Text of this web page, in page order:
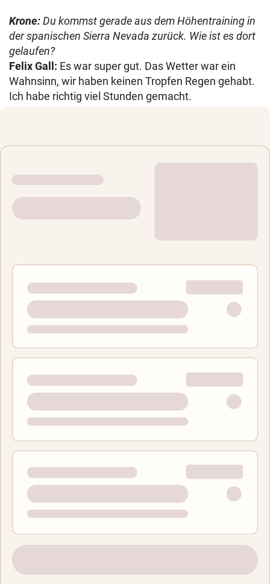
Krone:Du kommst gerade aus dem Höhentraining in
der spanischen Sierra Nevada zurück. Wie ist es dort
gelaufen?
Felix Gall: Es war super gut. Das Wetter war ein
Wahnsinn, wir haben keinen Tropfen Regen gehabt.
Ich habe richtig viel Stunden gemacht.